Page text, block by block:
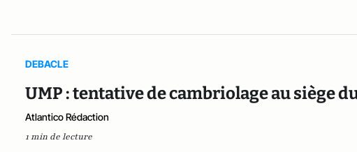
DEBACLE
UMP : tentative de cambriolage au siège
Atlantico Rédaction
1 min de lecture